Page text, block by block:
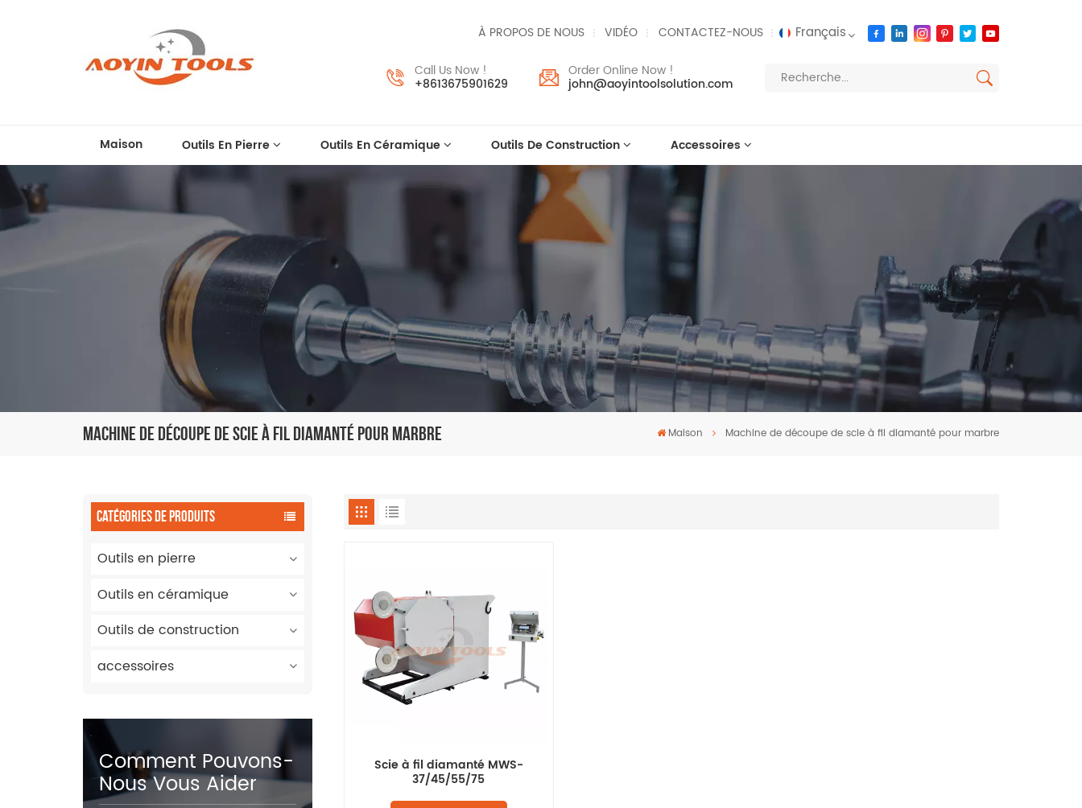
À PROPOS DE NOUS VIDÉO CONTACTEZ-NOUS Français
русский
Call Us Now !
+8613675901629
Order Online Now !
john@aoyintoolsolution.com
Maison Outils En Pierre Outils En Céramique Outils De Construction Accessoires
Machine De Découpe De Scie À Fil Diamanté Pour Marbre Maison Machine de découpe de scie à fil diamanté pour marbre
CATÉGORIES DE PRODUITS
Outils en pierre
Outils en céramique
Outils de construction
accessoires
Comment Pouvons-
Nous Vous Aider
Scie à fil diamanté MWS-
37/45/55/75